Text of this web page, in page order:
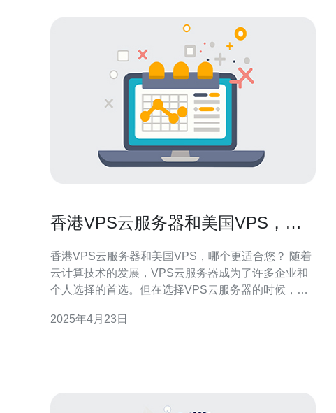
香港VPS云服务器和美国VPS，哪
香港VPS云服务器和美国VPS，哪个更适合您？ 随着
云计算技术的发展，VPS云服务器成为了许多企业和
个人选择的首选。但在选择VPS云服务器的时候，一
VPS云服务器？本文将从网络速度、数据安全和成本
2025年4月23日